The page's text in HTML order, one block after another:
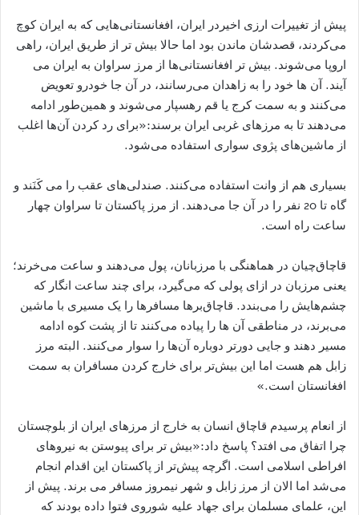
پیش از تغییرات ارزی اخیردر ایران، افغانستانی‌هایی که به ایران کوچ
می‌کردند، قصدشان ماندن بود اما حالا بیش تر از طریق ایران، راهی
اروپا می‌شوند. بیش تر افغانستانی‌ها از مرز سراوان به ایران می‌
آیند. آن ها خود را به زاهدان می‌رسانند، در آن جا خودرو تعویض
می‌کنند و به سمت کرج یا قم رهسپار می‌شوند و همین‌طور ادامه
می‌دهند تا به مرزهای غربی ایران برسند:«برای رد کردن آن‌ها اغلب
از ماشین‌های پژوی سواری استفاده می‌شود.
بسیاری هم از وانت استفاده می‌کنند. صندلی‌های عقب را می ‌کَنَند و
گاه تا 20 نفر را در آن جا می‌دهند. از مرز پاکستان تا سراوان چهار
ساعت راه است.
قاچاق‌چیان در هماهنگی با مرزبانان، پول می‌دهند و ساعت می‌خرند؛
یعنی مرزبان در ازای پولی که می‌گیرد، برای چند ساعت انگار که
چشم‌هایش را می‌بندد. قاچاق‌برها مسافرها را یک مسیری با ماشین
می‌برند، در مناطقی آن ها را پیاده می‌کنند تا از پشت کوه ادامه
مسیر دهند و جایی دورتر دوباره آن‌ها را سوار می‌کنند. البته مرز
زابل هم هست اما این بیش‌تر برای خارج کردن مسافران به سمت
افغانستان است.»
از انعام پرسیدم قاچاق انسان به خارج از مرزهای ایران از بلوچستان
چرا اتفاق می افتد؟ پاسخ داد:«بیش تر برای پیوستن به نیروهای
افراطی اسلامی است. اگرچه پیش‌تر از پاکستان این اقدام انجام
می‌شد اما الان از مرز زابل و شهر نیمروز مسافر می برند. پیش‌ از
این، علمای مسلمان برای جهاد علیه شوروی فتوا داده بودند که